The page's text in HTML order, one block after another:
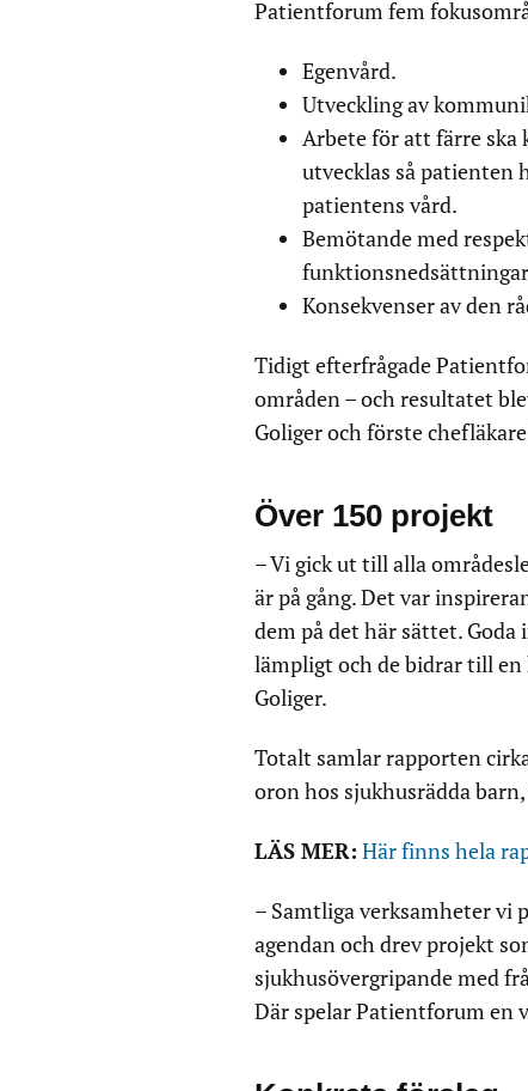
Patientforum fem
Egenvård.
Utveckling av
Arbete för att färre ska
utvecklas så patienten
patientens vård.
Bemötande med
Konsekvenser av den
Tidigt efterfrågade
områden – och resultatet
Goliger och förste chefläkare
Över 150 projekt
– Vi gick ut till alla
är på gång. Det var
dem på det här sättet.
lämpligt och de bidrar till en
Goliger.
Totalt samlar rapporten
oron hos sjukhusrädda
LÄS MER: Här finns hela
– Samtliga verksamheter vi
agendan och drev projekt
sjukhusövergripande med
Där spelar Patientforum en